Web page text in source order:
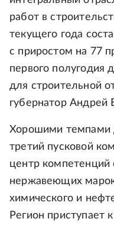
работ в
текущего года
с приростом на 77
первого полугодия
для строительной
губернатор Андрей
Хорошими темпами
третий пусковой
центр компетенций
нержавеющих
химического и
Регион